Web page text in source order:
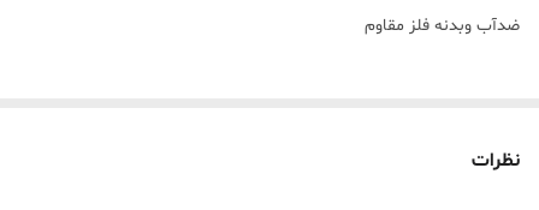
ضدآب وبدنه فلز مقاوم
نظرات